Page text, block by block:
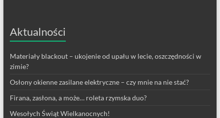
Aktualności
Materiały blackout – ukojenie od upału w lecie, oszczędności w
zimie?
Osłony okienne zasilane elektryczne – czy mnie na nie stać?
Firana, zasłona, a może… roleta rzymska duo?
Wesołych Świąt Wielkanocnych!